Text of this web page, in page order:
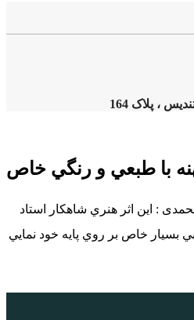
، پلاک 164
با طبعي و رنگي خاص
: اين اثر هنري شاهكار استاد
بسيار خاص بر روي پايه خود نمايي